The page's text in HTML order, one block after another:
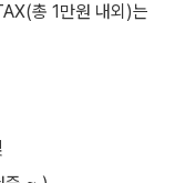
총 1만원 내외)는